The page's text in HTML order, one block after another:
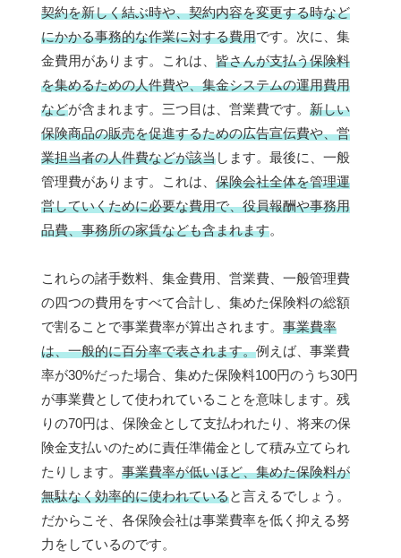
契約を新しく結ぶ時や、契約内容を変更する時など
にかかる事務的な作業に対する費用です。次に、集
金費用があります。これは、 皆さんが支払う保険料
を集めるための人件費や、集金システムの運用費用
などが含まれます。三つ目は、営業費です。 新しい
保険商品の販売を促進するための広告宣伝費や、営
業担当者の人件費などが該当します。最後に、一般
管理費があります。これは、 保険会社全体を管理運
営していくために必要な費用で、役員報酬や事務用
品費、事務所の家賃なども含まれます。
これらの諸手数料、集金費用、営業費、一般管理費
の四つの費用をすべて合計し、集めた保険料の総額
で割ることで事業費率が算出されます。 事業費率
は、一般的に百分率で表されます。例えば、事業費
率が30%だった場合、集めた保険料100円のうち30円
が事業費として使われていることを意味します。残
りの70円は、保険金として支払われたり、将来の保
険金支払いのために責任準備金として積み立てられ
たりします。 事業費率が低いほど、集めた保険料が
無駄なく効率的に使われていると言えるでしょう。
だからこそ、各保険会社は事業費率を低く抑える努
力をしているのです。